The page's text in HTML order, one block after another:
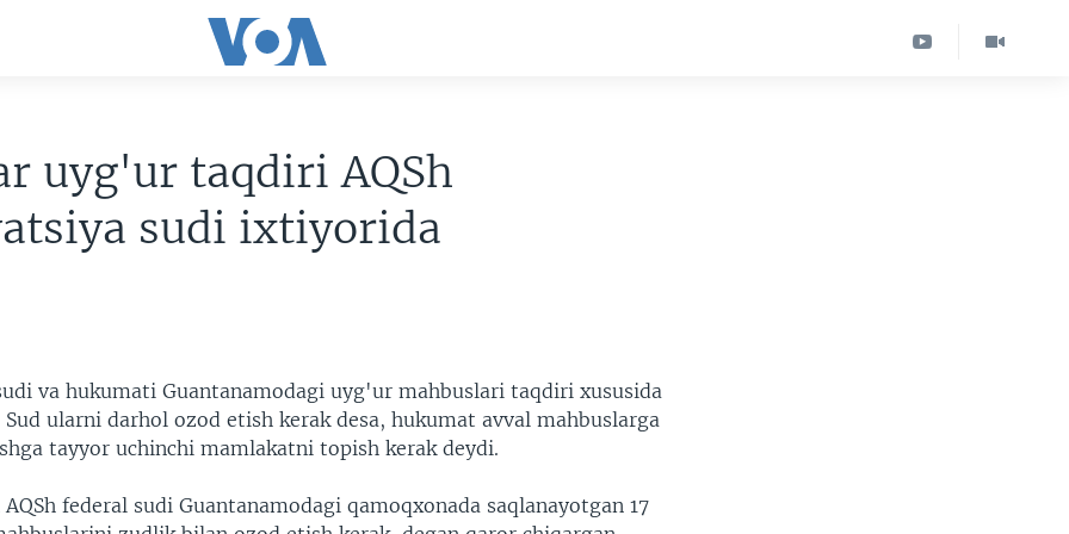
uyg'ur taqdiri AQSh
sudi ixtiyorida
va hukumati Guantanamodagi uyg'ur mahbuslari taqdiri xususida
ularni darhol ozod etish kerak desa, hukumat avval mahbuslarga
tayyor uchinchi mamlakatni topish kerak deydi.
AQSh federal sudi Guantanamodagi qamoqxonada saqlanayotgan 17